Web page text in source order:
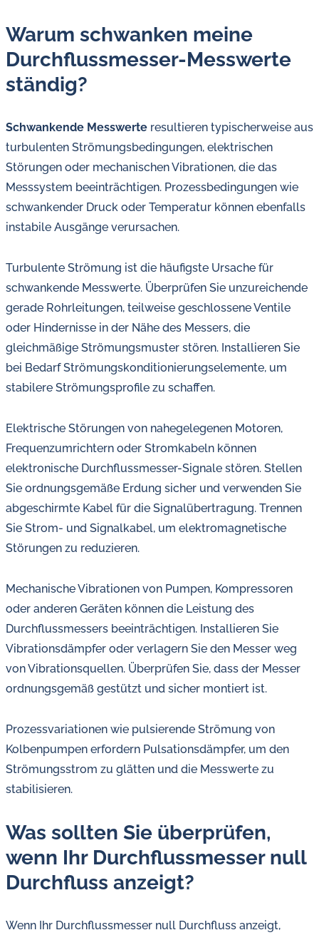
Warum schwanken meine
Durchflussmesser-Messwerte
ständig?
Schwankende Messwerte resultieren typischerweise aus
turbulenten Strömungsbedingungen, elektrischen
Störungen oder mechanischen Vibrationen, die das
Messsystem beeinträchtigen. Prozessbedingungen wie
schwankender Druck oder Temperatur können ebenfalls
instabile Ausgänge verursachen.
Turbulente Strömung ist die häufigste Ursache für
schwankende Messwerte. Überprüfen Sie unzureichende
gerade Rohrleitungen, teilweise geschlossene Ventile
oder Hindernisse in der Nähe des Messers, die
gleichmäßige Strömungsmuster stören. Installieren Sie
bei Bedarf Strömungskonditionierungselemente, um
stabilere Strömungsprofile zu schaffen.
Elektrische Störungen von nahegelegenen Motoren,
Frequenzumrichtern oder Stromkabeln können
elektronische Durchflussmesser-Signale stören. Stellen
Sie ordnungsgemäße Erdung sicher und verwenden Sie
abgeschirmte Kabel für die Signalübertragung. Trennen
Sie Strom- und Signalkabel, um elektromagnetische
Störungen zu reduzieren.
Mechanische Vibrationen von Pumpen, Kompressoren
oder anderen Geräten können die Leistung des
Durchflussmessers beeinträchtigen. Installieren Sie
Vibrationsdämpfer oder verlagern Sie den Messer weg
von Vibrationsquellen. Überprüfen Sie, dass der Messer
ordnungsgemäß gestützt und sicher montiert ist.
Prozessvariationen wie pulsierende Strömung von
Kolbenpumpen erfordern Pulsationsdämpfer, um den
Strömungsstrom zu glätten und die Messwerte zu
stabilisieren.
Was sollten Sie überprüfen,
wenn Ihr Durchflussmesser null
Durchfluss anzeigt?
Wenn Ihr Durchflussmesser null Durchfluss anzeigt,